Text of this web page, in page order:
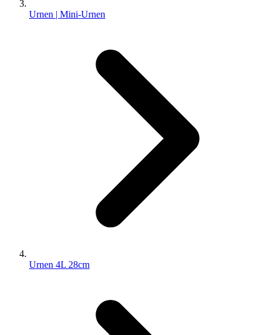
Urnen | Mini-Urnen
Urnen 4L 28cm